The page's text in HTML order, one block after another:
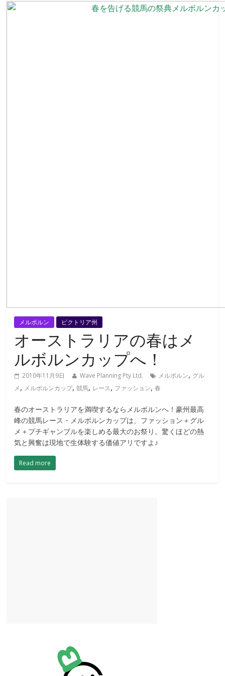
メルボルン ビクトリア州
オーストラリアの春はメ
ルボルンカップへ！
2010年11月9日 Wave Planning Pty Ltd. メルボルン, グル
メ, メルボルンカップ,競馬, レース, ファッション,春
春のオーストラリアを満喫するならメルボルンへ！豪州最高
峰の競馬レース・メルボルンカップは、ファッション＋グル
メ＋プチギャンブルを楽しめる最大のお祭り。驚くほどの熱
気と興奮は現地で生体験する価値アリですよ♪
Read more